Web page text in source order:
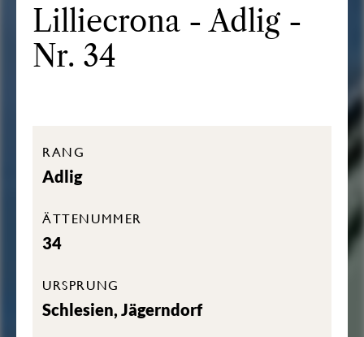
Lilliecrona - Adlig -
Nr. 34
RANG
Adlig
ÄTTENUMMER
34
URSPRUNG
Schlesien, Jägerndorf